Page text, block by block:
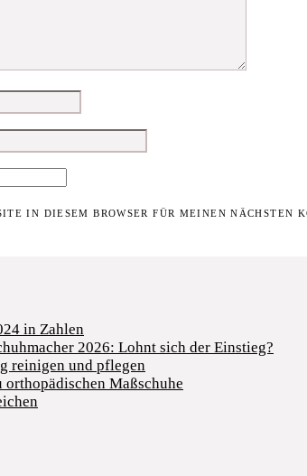
IN DIESEM BROWSER FÜR MEINEN NÄCHSTEN
in Zahlen
2026: Lohnt sich der Einstieg?
reinigen und pflegen
Maßschuhe